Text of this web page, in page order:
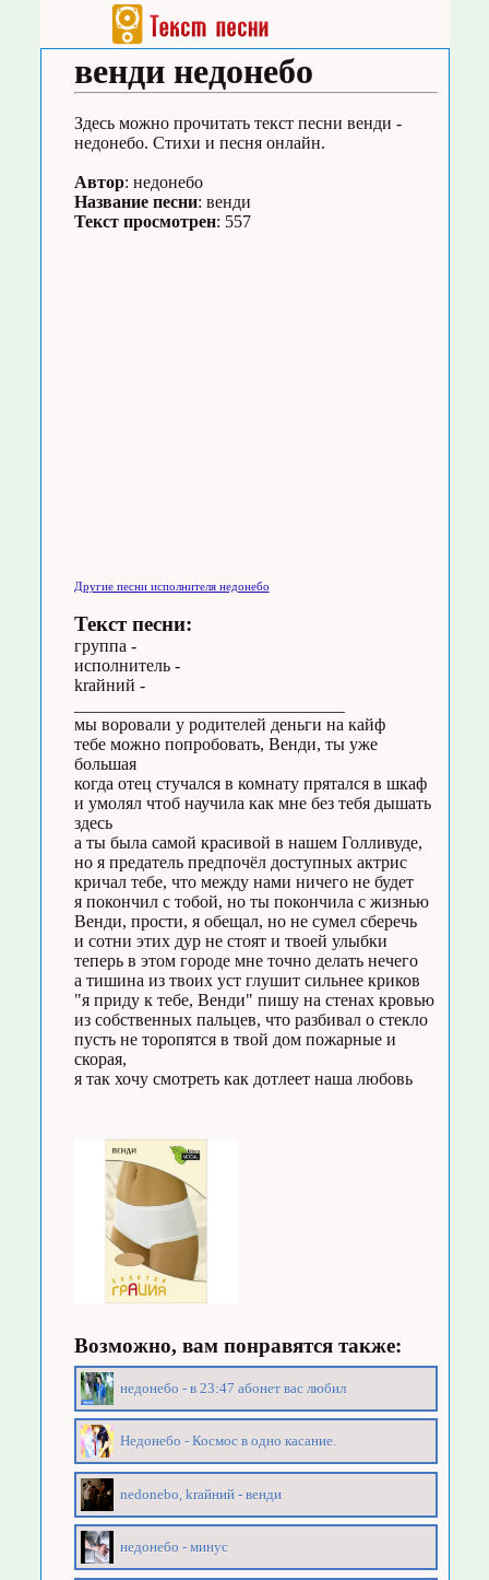
венди недонебо
Здесь можно прочитать текст песни венди -
недонебо. Стихи и песня онлайн.
Автор: недонебо
Название песни: венди
Текст просмотрен: 557
Другие песни исполнителя недонебо
Текст песни:
группа -
исполнитель -
kraйний -
мы воровали у родителей деньги на кайф
тебе можно попробовать, Венди, ты уже
большая
когда отец стучался в комнату прятался в шкаф
и умолял чтоб научила как мне без тебя дышать
здесь
а ты была самой красивой в нашем Голливуде,
но я предатель предпочёл доступных актрис
кричал тебе, что между нами ничего не будет
я покончил с тобой, но ты покончила с жизнью
Венди, прости, я обещал, но не сумел сберечь
и сотни этих дур не стоят и твоей улыбки
теперь в этом городе мне точно делать нечего
а тишина из твоих уст глушит сильнее криков
"я приду к тебе, Венди" пишу на стенах кровью
из собственных пальцев, что разбивал о стекло
пусть не торопятся в твой дом пожарные и
скорая,
я так хочу смотреть как дотлеет наша любовь
Возможно, вам понравятся также:
недонебо - в 23:47 абонет вас любил
Недонебо - Космос в одно касание.
nedonebo, kraйний - венди
недонебо - минус